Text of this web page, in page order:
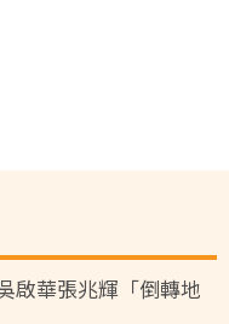
啟華張兆輝「倒轉地